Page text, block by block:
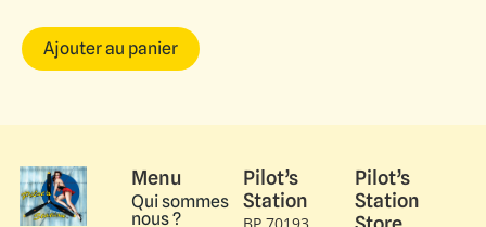
Ajouter au panier
Menu
Qui sommes
nous ?
Pilot’s
Station
Pilot’s
Station